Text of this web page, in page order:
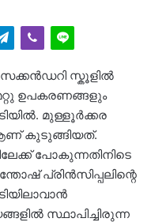
സ്കൂളിൽ
ഉപകരണങ്ങളും
മുള്ളൂർക്കര
കുടുങ്ങിയത്.
പോകുന്നതിനിടെ
പ്രിൻസിപ്പലിന്റെ
സ്ഥാപിച്ചിരുന്ന